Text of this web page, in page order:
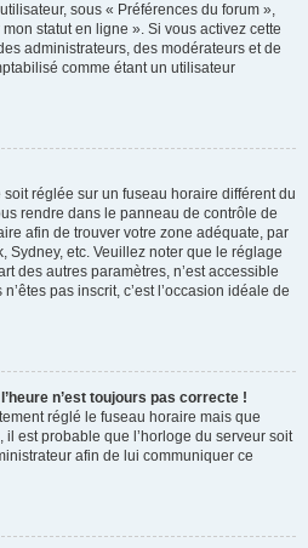
sous « Préférences du forum »,
statut en ligne ». Si vous activez cette
administrateurs, des modérateurs et de
comme étant un utilisateur
soit réglée sur un fuseau horaire différent du
rendre dans le panneau de contrôle de
afin de trouver votre zone adéquate, par
Sydney, etc. Veuillez noter que le réglage
des autres paramètres, n’est accessible
pas inscrit, c’est l’occasion idéale de
n’est toujours pas correcte !
réglé le fuseau horaire mais que
il est probable que l’horloge du serveur soit
afin de lui communiquer ce